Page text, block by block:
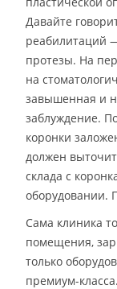
Давайте
реабилитаций
протезы. На
на
завышенная и
заблуждение.
коронки
должен
склада с
оборудовании.
Сама клиника
помещения,
только
премиум-